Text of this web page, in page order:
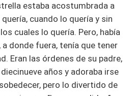
estaba acostumbrada a
cuando lo quería y sin
cuales lo quería. Pero, había
donde fuera, tenía que tener
Eran las órdenes de su padre,
años y adoraba irse
pero lo divertido de